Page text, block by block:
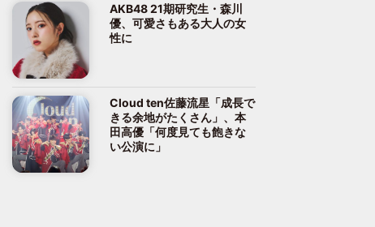
AKB48 21期研究生・森川
優、可愛さもある大人の女
性に
Cloud ten佐藤流星「成長で
きる余地がたくさん」、本
田高優「何度見ても飽きな
い公演に」